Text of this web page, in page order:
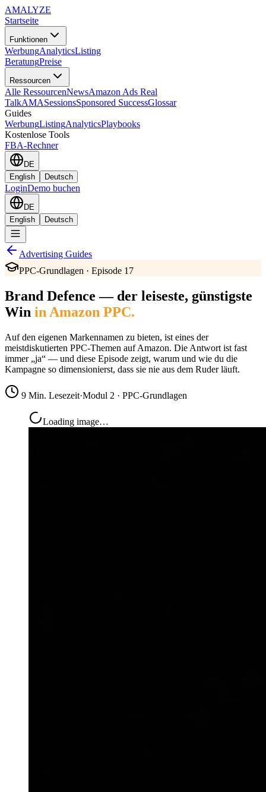
AMALYZE
Startseite
Funktionen
WerbungAnalyticsListing
BeratungPreise
Ressourcen
Alle RessourcenNewsAmazon Ads Real
TalkAMASessionsSponsored SuccessGlossar
Guides
WerbungListingAnalyticsPlaybooks
Kostenlose Tools
FBA-Rechner
DE
English
Deutsch
LoginDemo buchen
DE
English
Deutsch
Advertising Guides
PPC-Grundlagen · Episode 17
Brand Defence — der leiseste, günstigste
Win in Amazon PPC.
Auf den eigenen Markennamen zu bieten, ist eines der
meistdiskutierten PPC-Themen auf Amazon. Die Antwort ist fast
immer „ja“ — und diese Episode zeigt, warum und wie du die
Kampagne so dimensionierst, dass sie nie aus dem Ruder läuft.
9 Min. Lesezeit·Modul 2 · PPC-Grundlagen
Loading image…